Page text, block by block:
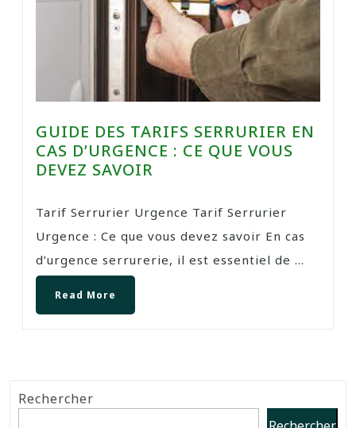
GUIDE DES TARIFS SERRURIER EN
CAS D’URGENCE : CE QUE VOUS
DEVEZ SAVOIR
Tarif Serrurier Urgence Tarif Serrurier
Urgence : Ce que vous devez savoir En cas
d’urgence serrurerie, il est essentiel de ...
Read More
Rechercher